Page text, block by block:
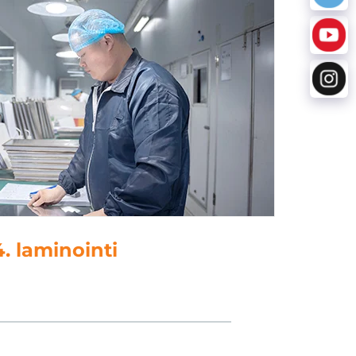
laminointi